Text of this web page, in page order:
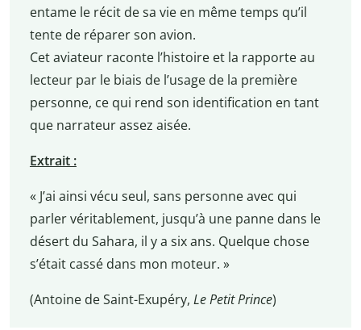
entame le récit de sa vie en même temps qu’il
tente de réparer son avion.
Cet aviateur raconte l’histoire et la rapporte au
lecteur par le biais de l’usage de la première
personne, ce qui rend son identification en tant
que narrateur assez aisée.
Extrait :
« J’ai ainsi vécu seul, sans personne avec qui
parler véritablement, jusqu’à une panne dans le
désert du Sahara, il y a six ans. Quelque chose
s’était cassé dans mon moteur. »
(Antoine de Saint-Exupéry, Le Petit Prince)